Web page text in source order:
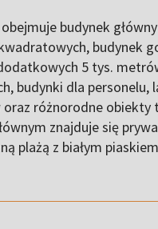
obejmuje budynek
budynek
5 tys.
budynki dla personelu,
różnorodne obiekty
znajduje się
plażą z białym